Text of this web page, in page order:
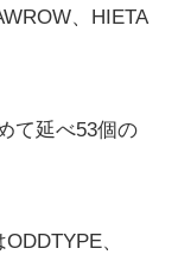
、HIETA
て延べ53個の
、